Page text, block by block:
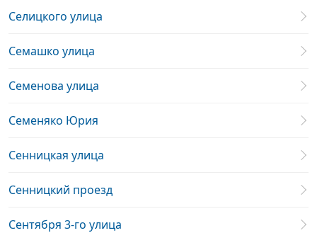
Селицкого улица
Семашко улица
Семенова улица
Семеняко Юрия
Сенницкая улица
Сенницкий проезд
Сентября 3-го улица